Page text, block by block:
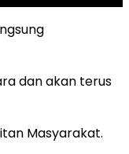
dan akan terus
Masyarakat.